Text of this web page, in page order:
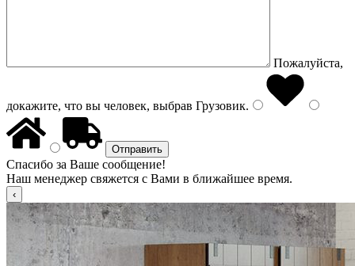
Пожалуйста,
докажите, что вы человек, выбрав Грузовик.
Спасибо за Ваше сообщение!
Наш менеджер свяжется с Вами в ближайшее время.